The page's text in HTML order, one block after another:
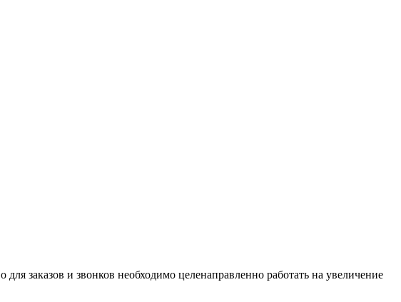
заказов и звонков необходимо целенаправленно работать на увеличение